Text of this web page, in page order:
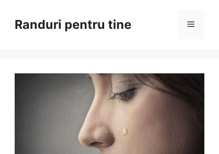
conținutRanduri pentru tine Meniu